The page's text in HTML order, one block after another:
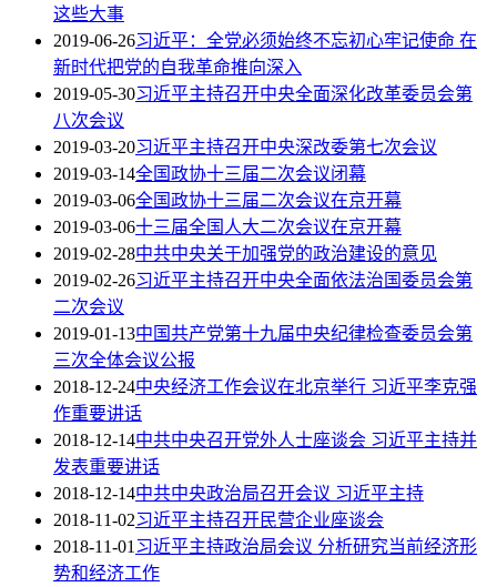
这些大事
2019-06-26习近平：全党必须始终不忘初心牢记使命 在
新时代把党的自我革命推向深入
2019-05-30习近平主持召开中央全面深化改革委员会第
八次会议
2019-03-20习近平主持召开中央深改委第七次会议
2019-03-14全国政协十三届二次会议闭幕
2019-03-06全国政协十三届二次会议在京开幕
2019-03-06十三届全国人大二次会议在京开幕
2019-02-28中共中央关于加强党的政治建设的意见
2019-02-26习近平主持召开中央全面依法治国委员会第
二次会议
2019-01-13中国共产党第十九届中央纪律检查委员会第
三次全体会议公报
2018-12-24中央经济工作会议在北京举行 习近平李克强
作重要讲话
2018-12-14中共中央召开党外人士座谈会 习近平主持并
发表重要讲话
2018-12-14中共中央政治局召开会议 习近平主持
2018-11-02习近平主持召开民营企业座谈会
2018-11-01习近平主持政治局会议 分析研究当前经济形
势和经济工作